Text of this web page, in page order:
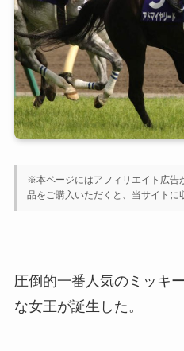
※本ページにはアフィリエイト広告
品をご購入いただくと、当サイトに
圧倒的一番人気のミッキ
な女王が誕生した。